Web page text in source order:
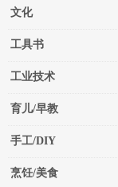
文化
工具书
工业技术
育儿/早教
手工/DIY
烹饪/美食